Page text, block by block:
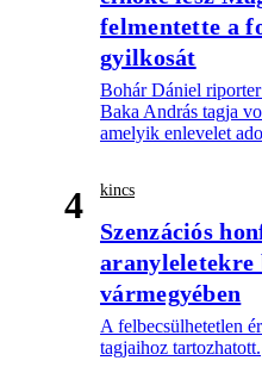
felmentette a
gyilkosát
Bohár Dániel
Baka András tagja
amelyik enlevelet
4 kincs
Szenzációs
aranyleletekre
vármegyében
A felbecsülhetetlen
tagjaihoz tartozhatott.